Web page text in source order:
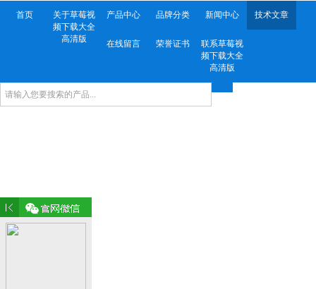
首页
关于草莓视
频下载大全
高清版
产品中心 品牌分类 新闻中心 技术文章
在线留言 荣誉证书
联系草莓视
频下载大全
高清版